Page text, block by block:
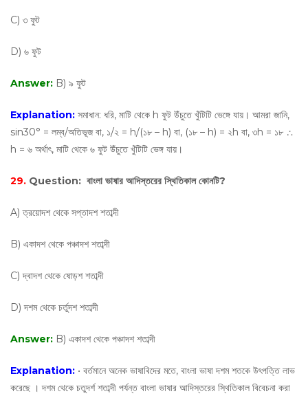
C) ৩ ফুট
D) ৬ ফুট
Answer: B) ৯ ফুট
Explanation: সমাধান: ধরি, মাটি থেকে h ফুট উঁচুতে খুঁটিটি ভেঙ্গে যায়। আমরা জানি,
sin30° = লম্ব/অতিভূজ বা, ১/২ = h/(১৮ – h) বা, (১৮ – h) = ২h বা, ৩h = ১৮ ∴
h = ৬ অর্থাৎ, মাটি থেকে ৬ ফুট উঁচুতে খুঁটিটি ভেঙ্গ যায়।
29. Question: বাংলা ভাষার আদিস্তরের স্থিতিকাল কোনটি?
A) ত্রয়োদশ থেকে সপ্তাদশ শতাব্দী
B) একাদশ থেকে পঞ্চাদশ শতাব্দী
C) দ্বাদশ থেকে ষোড়শ শতাব্দী
D) দশম থেকে চর্তুদশ শতাব্দী
Answer: B) একাদশ থেকে পঞ্চাদশ শতাব্দী
Explanation: • বর্তমানে অনেক ভাষাবিদের মতে, বাংলা ভাষা দশম শতকে উৎপত্তি লাভ
করেছে । দশম থেকে চতুদর্শ শতাব্দী পর্যন্ত বাংলা ভাষার আদিস্তরের স্থিতিকাল বিবেচনা করা